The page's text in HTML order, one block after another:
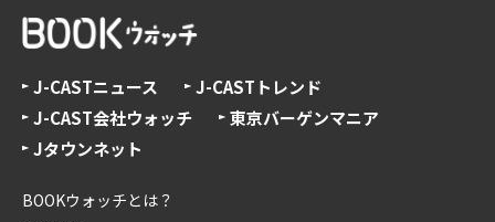
J-CASTニュース
J-CASTトレンド
J-CAST会社ウォッチ
東京バーゲンマニア
Jタウンネット
BOOKウォッチとは？